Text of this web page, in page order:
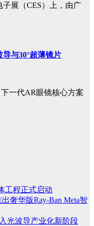
展（CES）上，由广
与30°超薄镜片
一代AR眼镜核心方案
工程正式启动
奢华版Ray-Ban Meta智
光波导产业化新阶段